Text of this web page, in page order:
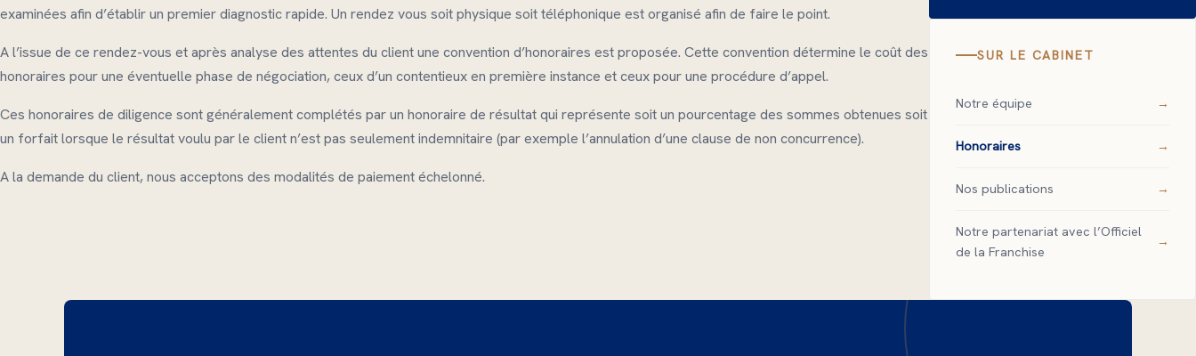
examinées afin d’établir un premier diagnostic rapide. Un rendez vous soit physique soit téléphonique est organisé afin de faire le point.
A l’issue de ce rendez-vous et après analyse des attentes du client une convention d’honoraires est proposée. Cette convention détermine le coût des
honoraires pour une éventuelle phase de négociation, ceux d’un contentieux en première instance et ceux pour une procédure d’appel.
Ces honoraires de diligence sont généralement complétés par un honoraire de résultat qui représente soit un pourcentage des sommes obtenues soit
un forfait lorsque le résultat voulu par le client n’est pas seulement indemnitaire (par exemple l’annulation d’une clause de non concurrence).
A la demande du client, nous acceptons des modalités de paiement échelonné.
SUR LE CABINET
Notre équipe
Honoraires
Nos publications
Notre partenariat avec l’Officiel
de la Franchise